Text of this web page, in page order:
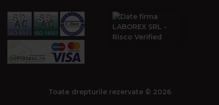
Toate drepturile rezervate © 2026